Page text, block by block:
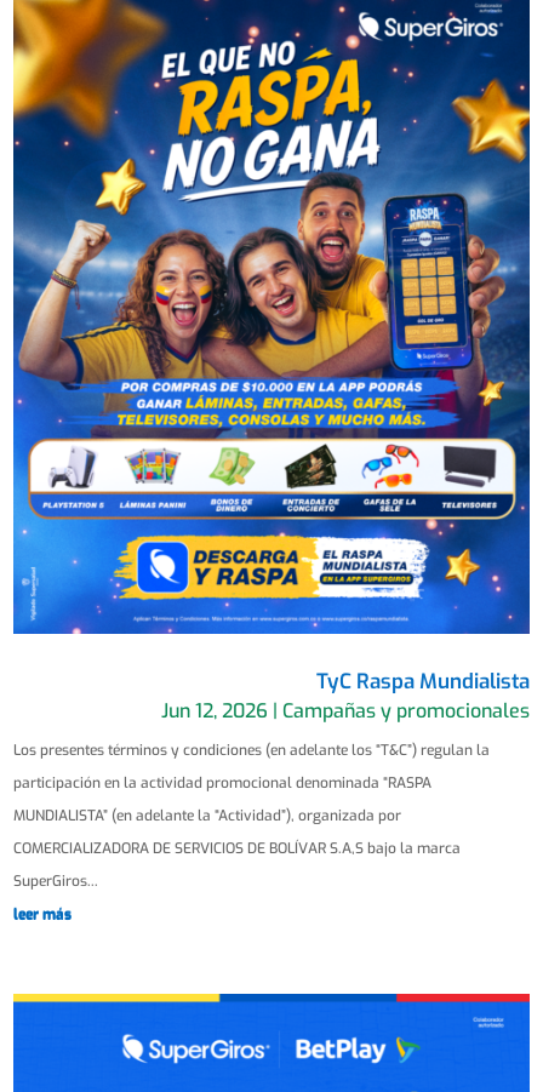
TyC Raspa Mundialista
Jun 12, 2026 | Campañas y promocionales
Los presentes términos y condiciones (en adelante los “T&C”) regulan la
participación en la actividad promocional denominada “RASPA
MUNDIALISTA” (en adelante la “Actividad”), organizada por
COMERCIALIZADORA DE SERVICIOS DE BOLÍVAR S.A,S bajo la marca
SuperGiros...
leer más